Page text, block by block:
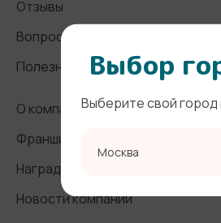
Отзывы
Вопросы и ответы
Полезные статьи
О компании
Франшиза
Награды и СМИ
Новости компании
Выбор
Выберите свой город
Москва